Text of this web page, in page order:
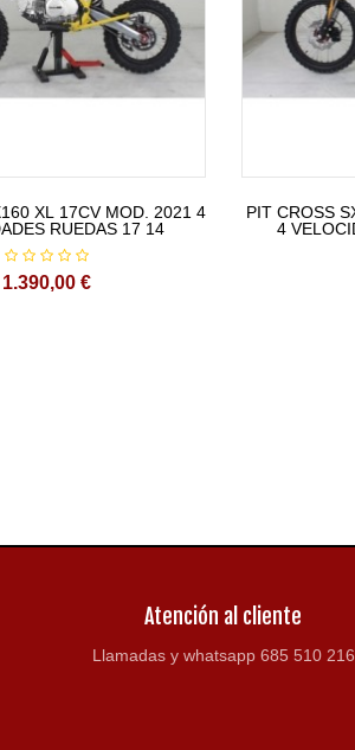
XL 17CV MOD. 2021 4
RUEDAS 17 14
1.390,00 €
PIT CROSS
4
Atención al cliente
Llamadas y whatsapp 685 510 216